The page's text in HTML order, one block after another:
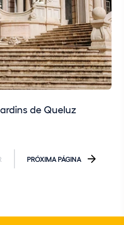
de Queluz
PRÓXIMA PÁGINA